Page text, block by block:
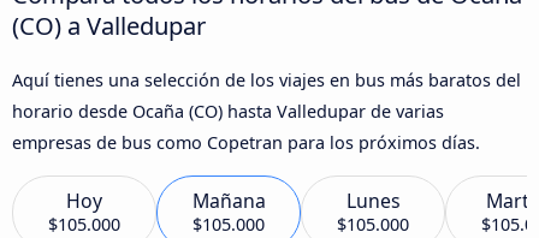
(CO) a Valledupar
Aquí tienes una selección de los viajes en bus más baratos del
horario desde Ocaña (CO) hasta Valledupar de varias
empresas de bus como Copetran para los próximos días.
Hoy
$105.000
Mañana
$105.000
Lunes
$105.000